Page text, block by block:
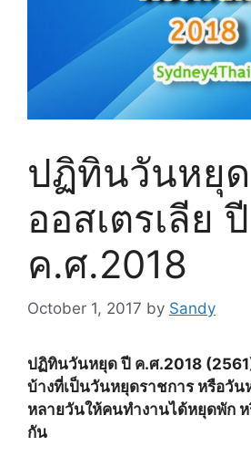
ปฏิทินวันหยุด
ออสเตรเลีย ปี
ค.ศ.2018
October 1, 2017 by Sandy
ปฏิทินวันหยุด ปี ค.ศ.2018
บ้างที่เป็นวันหยุดราชการ หรือวั
หลายวันให้คนทำงานได้หยุดพัก
กัน